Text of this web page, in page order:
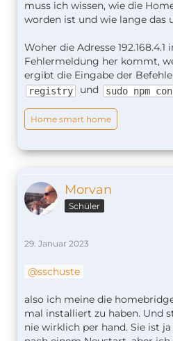
muss ich wissen, wie die
worden ist und wie lange das
Woher die Adresse 192.168.4.1
Fehlermeldung her kommt,
ergibt die Eingabe der Befehle
registry
und sudo npm
Home smart home
Morvan
Schüler
29. Januar 2023
sschuste
also ich meine die
mal installiert zu haben. Und
nie wirklich per hand. Sie ist